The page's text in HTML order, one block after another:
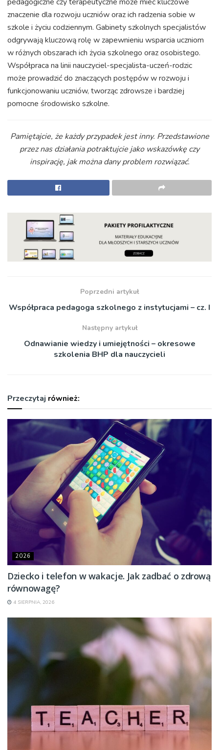
znaczenie dla rozwoju uczniów oraz ich radzenia sobie w
szkole i życiu codziennym. Gabinety szkolnych specjalistów
odgrywają kluczową rolę w zapewnieniu wsparcia uczniom
w różnych obszarach ich życia szkolnego oraz osobistego.
Współpraca na linii nauczyciel-specjalista-uczeń-rodzic
może prowadzić do znaczących postępów w rozwoju i
funkcjonowaniu uczniów, tworząc zdrowsze i bardziej
pomocne środowisko szkolne.
Pamiętajcie, że każdy przypadek jest inny. Przedstawione
przez nas działania potraktujcie jako wskazówkę czy
inspirację, jak można dany problem rozwiązać.
Poprzedni artykuł
Współpraca pedagoga szkolnego z instytucjami – cz. I
Następny artykuł
Odnawianie wiedzy i umiejętności – okresowe
szkolenia BHP dla nauczycieli
Przeczytaj również:
2026
Dziecko i telefon w wakacje. Jak zadbać o zdrową
równowagę?
4 SIERPNIA, 2026